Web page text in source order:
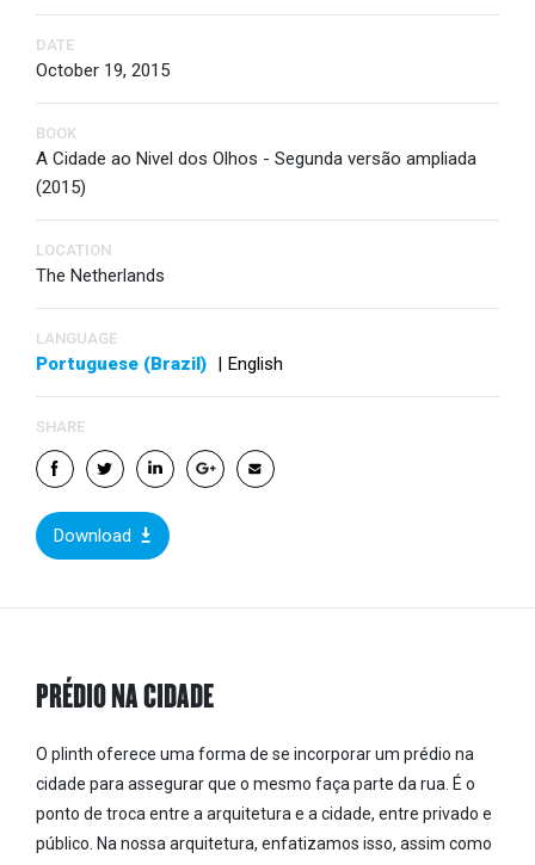
DATE
October 19, 2015
BOOK
A Cidade ao Nivel dos Olhos - Segunda versão ampliada
(2015)
LOCATION
The Netherlands
LANGUAGE
Portuguese (Brazil) | English
SHARE
Download
PRÉDIO NA CIDADE
O plinth oferece uma forma de se incorporar um prédio na
cidade para assegurar que o mesmo faça parte da rua. É o
ponto de troca entre a arquitetura e a cidade, entre privado e
público. Na nossa arquitetura, enfatizamos isso, assim como